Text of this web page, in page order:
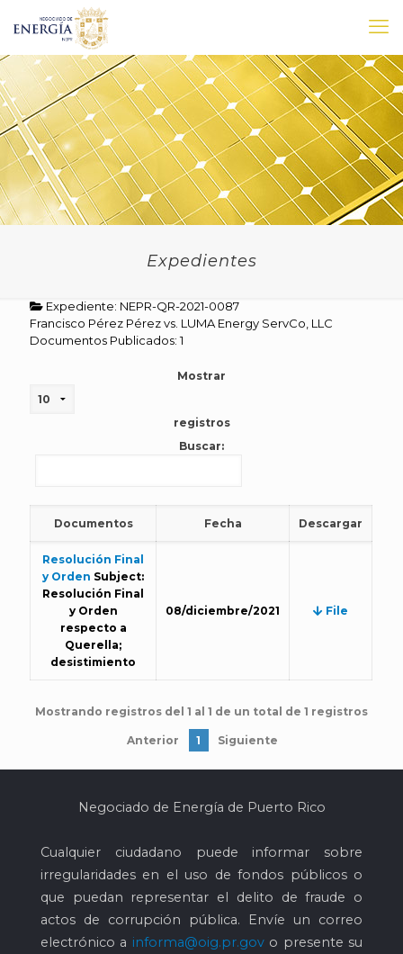
Expedientes
Expediente: NEPR-QR-2021-0087
Francisco Pérez Pérez vs. LUMA Energy ServCo, LLC
Documentos Publicados: 1
Mostrar
registros
Buscar:
Documentos Fecha Descargar
Resolución Final
y Orden Subject:
Resolución Final
y Orden
respecto a
Querella;
desistimiento
08/diciembre/2021 File
Mostrando registros del 1 al 1 de un total de 1 registros
Anterior 1 Siguiente
Negociado de Energía de Puerto Rico
Cualquier ciudadano puede informar sobre
irregularidades en el uso de fondos públicos o
que puedan representar el delito de fraude o
actos de corrupción pública. Envíe un correo
electrónico a informa@oig.pr.govo presente su